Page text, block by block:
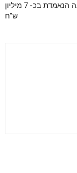
בהשקעה הנאמדת בכ- 7 מיליון
ש"ח